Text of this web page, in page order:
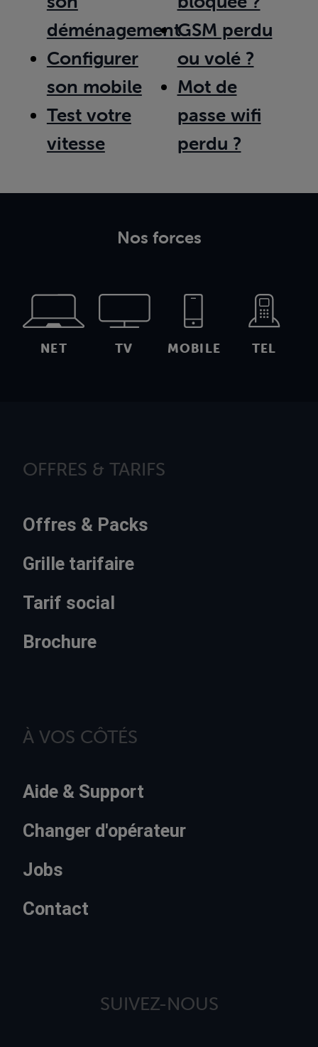
déménagement
Configurer
son mobile
Test votre
vitesse
GSM perdu
ou volé ?
Mot de
passe wifi
perdu ?
Nos forces
NET TV MOBILE TEL
OFFRES & TARIFS
Offres & Packs
Grille tarifaire
Tarif social
Brochure
À VOS CÔTÉS
Aide & Support
Changer d'opérateur
Jobs
Contact
SUIVEZ-NOUS